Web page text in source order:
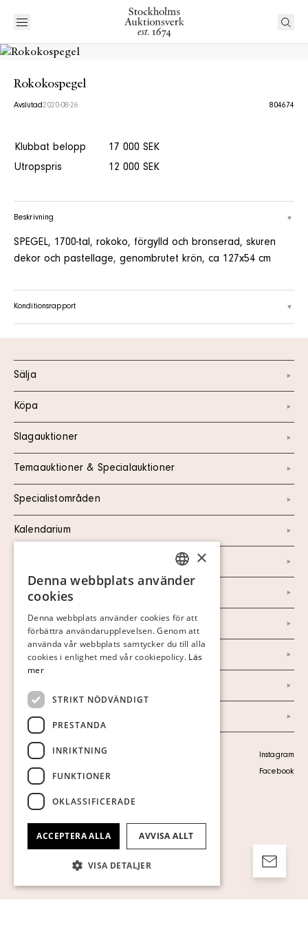
Rokokospegel
Avslutad2020-08-26 804674
Klubbat belopp
17 000 SEK
Utropspris
12 000 SEK
Beskrivning
SPEGEL, 1700-tal, rokoko, förgylld och bronserad, skuren
dekor och pastellage, genombrutet krön, ca 127x54 cm
Konditionsrapport
Sälja
Köpa
Slagauktioner
Temaauktioner & Specialauktioner
Specialistområden
Kalendarium
Om oss
Nyheter
Marknad & Press
Arkiv
Personuppgiftspolicy
Visa cookies
Instagram
Facebook
SWEDISH
GERMAN
ENGLISH
×
Denna webbplats använder
cookies
Denna webbplats använder cookies för att
förbättra användarupplevelsen. Genom att
använda vår webbplats samtycker du till alla
cookies i enlighet med vår cookiepolicy. Läs
mer
STRIKT NÖDVÄNDIGT
PRESTANDA
INRIKTNING
FUNKTIONER
OKLASSIFICERADE
ACCEPTERA ALLA AVVISA ALLT
VISA DETALJER